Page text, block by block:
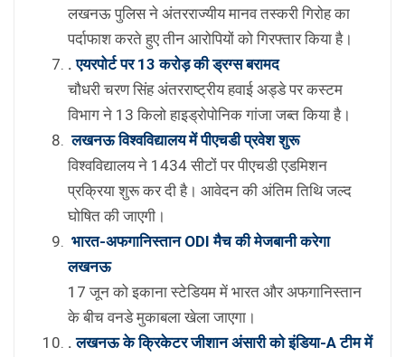
लखनऊ पुलिस ने अंतरराज्यीय मानव तस्करी गिरोह का
पर्दाफाश करते हुए तीन आरोपियों को गिरफ्तार किया है।
.एयरपोर्ट पर 13 करोड़ की ड्रग्स बरामद
चौधरी चरण सिंह अंतरराष्ट्रीय हवाई अड्डे पर कस्टम
विभाग ने 13 किलो हाइड्रोपोनिक गांजा जब्त किया है।
लखनऊ विश्वविद्यालय में पीएचडी प्रवेश शुरू
विश्वविद्यालय ने 1434 सीटों पर पीएचडी एडमिशन
प्रक्रिया शुरू कर दी है। आवेदन की अंतिम तिथि जल्द
घोषित की जाएगी।
भारत-अफगानिस्तान ODI मैच की मेजबानी करेगा
लखनऊ
17 जून को इकाना स्टेडियम में भारत और अफगानिस्तान
के बीच वनडे मुकाबला खेला जाएगा।
.लखनऊ के क्रिकेटर जीशान अंसारी को इंडिया-A टीम में